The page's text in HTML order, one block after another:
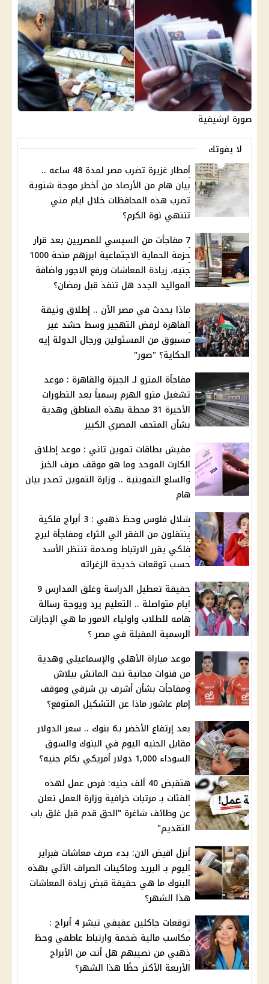
صورة ارشيفية
لا يفوتك
أمطار غزيرة تضرب مصر لمدة 48 ساعه ..
بيان هام من الأرصاد من أخطر موجة شتوية
تضرب هذه المحافظات خلال ايام متي
تنتهي نوة الكرم؟
7 مفاجأت من السيسي للمصريين بعد قرار
حزمة الحماية الاجتماعية ابرزهم منحة 1000
جنيه، زيادة المعاشات ورفع الاجور واضافة
المواليد الجدد هل تنفذ قبل رمضان؟
ماذا يحدث في مصر الأن .. إطلاق وثيقة
القاهرة لرفض التهجير وسط حشد غير
مسبوق من المسئولين ورجال الدولة إيه
الحكاية؟ "صور"
مفاجأة المترو لـ الجيزة والقاهرة : موعد
تشغيل مترو الهرم رسمياً بعد التطورات
الأخيرة 31 محطة بهذه المناطق وهدية
بشأن المتحف المصري الكبير
مفيش بطاقات تموين تاني : موعد إطلاق
الكارت الموحد وما هو موقف صرف الخبز
والسلع التموينية .. وزارة التموين تصدر بيان
هام
شلال فلوس وحظ ذهبي : 3 أبراج فلكية
ينتقلون من الفقر الي الثراء ومفاجأة لبرج
فلكي يقرر الارتباط وصدمة تنتظر الأسد
حسب توقعات خديجة الزغراته
حقيقة تعطيل الدراسة وغلق المدارس 9
ايام متواصلة .. التعليم يرد ويوجة رسالة
هامه للطلاب واولياء الامور ما هي الإجازات
الرسمية المقبلة في مصر ؟
موعد مباراة الأهلي والإسماعيلي وهدية
من قنوات مجانية تبث الماتش ببلاش
ومفاجأت بشأن أشرف بن شرقي وموقف
إمام عاشور ماذا عن التشكيل المتوقع؟
بعد إرتفاع الأخضر بـ6 بنوك .. سعر الدولار
مقابل الجنيه اليوم في البنوك والسوق
السوداء 1,000 دولار أمريكي بكام جنيه؟
هتقبض 40 ألف جنيه: فرص عمل لهذه
الفئات بـ مرتبات خرافية وزارة العمل تعلن
عن وظائف شاغرة "الحق قدم قبل غلق باب
التقديم"
أنزل اقبض الان: بدء صرف معاشات فبراير
اليوم بـ البريد وماكينات الصراف الآلي بهذه
البنوك ما هي حقيقة قبض زيادة المعاشات
هذا الشهر؟
توقعات جاكلين عقيقي تبشر 4 أبراج :
مكاسب مالية ضخمة وارتباط عاطفي وحظ
ذهبي من نصيبهم هل أنت من الأبراج
الأربعة الأكثر حظًا هذا الشهر؟